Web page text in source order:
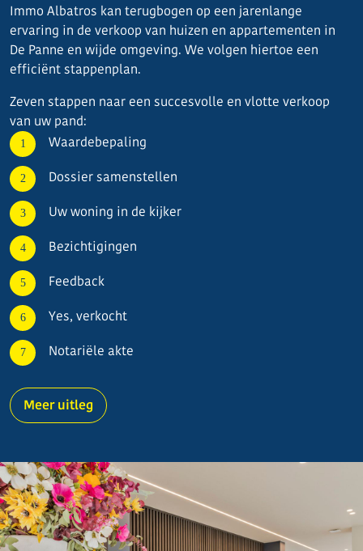
Immo Albatros kan terugbogen op een jarenlange
ervaring in de verkoop van huizen en appartementen in
De Panne en wijde omgeving. We volgen hiertoe een
efficiënt stappenplan.
Zeven stappen naar een succesvolle en vlotte verkoop
van uw pand:
Waardebepaling
Dossier samenstellen
Uw woning in de kijker
Bezichtigingen
Feedback
Yes, verkocht
Notariële akte
Meer uitleg